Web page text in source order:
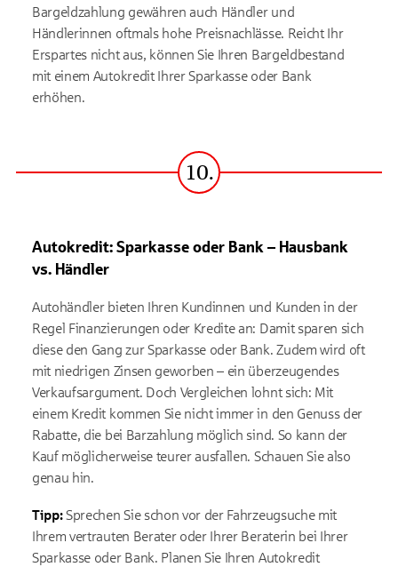
Bargeldzahlung gewähren auch Händler und
Händlerinnen oftmals hohe Preisnachlässe. Reicht Ihr
Erspartes nicht aus, können Sie Ihren Bargeldbestand
mit einem Autokredit Ihrer Sparkasse oder Bank
erhöhen.
Schritt
10.
Autokredit: Sparkasse oder Bank – Hausbank
vs. Händler
Autohändler bieten Ihren Kundinnen und Kunden in der
Regel Finanzierungen oder Kredite an: Damit sparen sich
diese den Gang zur Sparkasse oder Bank. Zudem wird oft
mit niedrigen Zinsen geworben – ein überzeugendes
Verkaufsargument. Doch Vergleichen lohnt sich: Mit
einem Kredit kommen Sie nicht immer in den Genuss der
Rabatte, die bei Barzahlung möglich sind. So kann der
Kauf möglicherweise teurer ausfallen. Schauen Sie also
genau hin.
Tipp:Sprechen Sie schon vor der Fahrzeugsuche mit
Ihrem vertrauten Berater oder Ihrer Beraterin bei Ihrer
Sparkasse oder Bank. Planen Sie Ihren Autokredit